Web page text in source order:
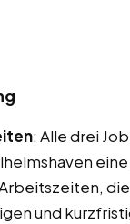
: Alle drei
und